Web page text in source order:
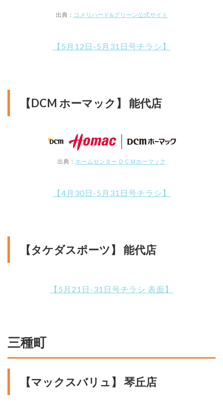
出典： コメリハード&グリーン公式サイト
【5月12日-5月31日号チラシ】
【DCM ホーマック】 能代店
出典： ホームセンター ＤＣＭホーマック
【4月30日-5月31日号チラシ】
【タケダスポーツ】 能代店
【5月21日-31日号チラシ 表面】
三種町
【マックスバリュ】 琴丘店